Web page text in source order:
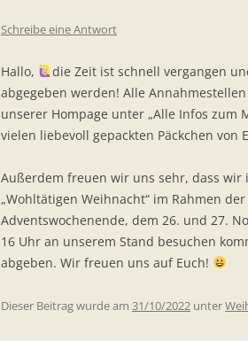
Schreibe eine Antwort
Hallo,
die Zeit ist schnell vergangen
abgegeben werden! Alle
unserer Hompage unter „Alle Infos zum
vielen liebevoll gepackten Päckchen von
Außerdem freuen wir uns sehr, dass wir
„Wohltätigen Weihnacht“ im Rahmen
Adventswochenende, dem 26. und 27.
16 Uhr an unserem Stand besuchen
abgeben. Wir freuen uns auf Euch!
Dieser Beitrag wurde am 31/10/2022 unter